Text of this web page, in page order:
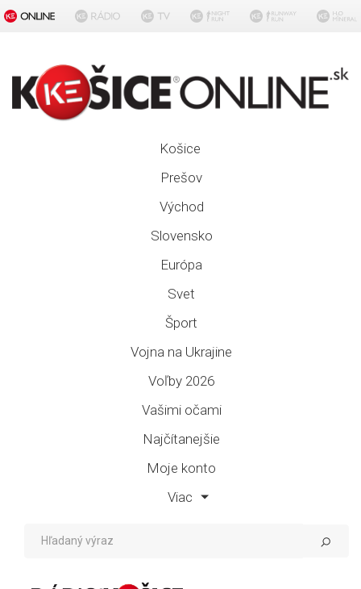
Košice
Prešov
Východ
Slovensko
Európa
Svet
Šport
Vojna na Ukrajine
Voľby 2026
Vašimi očami
Najčítanejšie
Moje konto
Viac